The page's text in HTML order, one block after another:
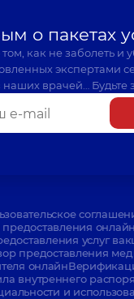
о пакетах
как не заболеть и
экспертами
наших врачей… Будьте
предоставления
услуг
предоставления
онлайн
внутреннего
и